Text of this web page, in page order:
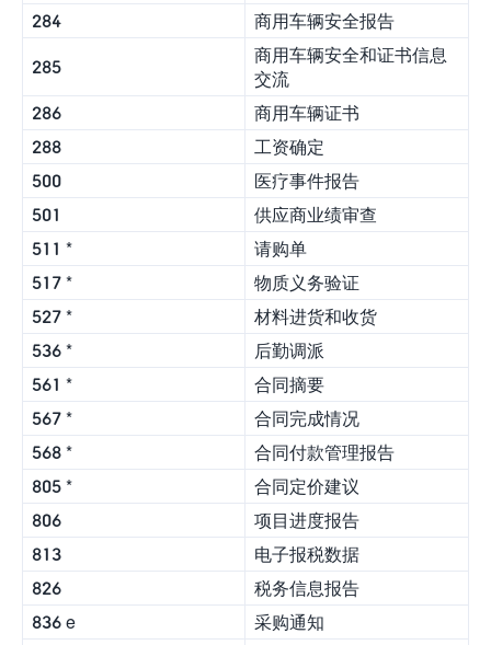
284 商用车辆安全报告
285
商用车辆安全和证书信息
交流
286
商用车辆证书
288
工资确定
500
医疗事件报告
501
供应商业绩审查
511 *
请购单
517 *
物质义务验证
527 *
材料进货和收货
536 *
后勤调派
561 *
合同摘要
567 *
合同完成情况
568 *
合同付款管理报告
805 *
合同定价建议
806
项目进度报告
813
电子报税数据
826
税务信息报告
836 e
采购通知